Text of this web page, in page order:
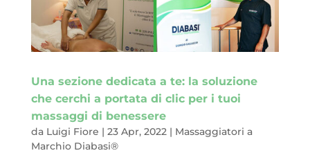
Una sezione dedicata a te: la soluzione
che cerchi a portata di clic per i tuoi
massaggi di benessere
da Luigi Fiore | 23 Apr, 2022| Massaggiatori a
Marchio Diabasi®